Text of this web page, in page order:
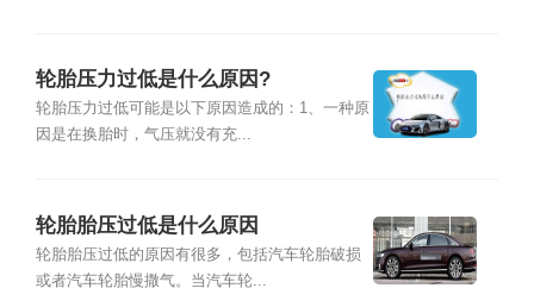
轮胎压力过低是什么原因?
轮胎压力过低可能是以下原因造成的：1、一种原
因是在换胎时，气压就没有充...
轮胎胎压过低是什么原因
轮胎胎压过低的原因有很多，包括汽车轮胎破损
或者汽车轮胎慢撒气。当汽车轮...